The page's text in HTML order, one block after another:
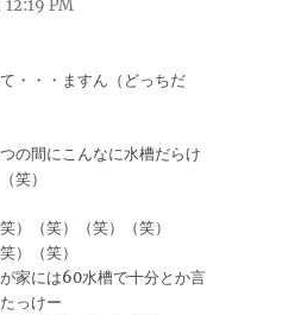
12:19 PM
・・・ますん（どっちだ
の間にこんなに水槽だらけ
笑）
）（笑）（笑）（笑）
）（笑）
家には60水槽で十分とか言
っけー